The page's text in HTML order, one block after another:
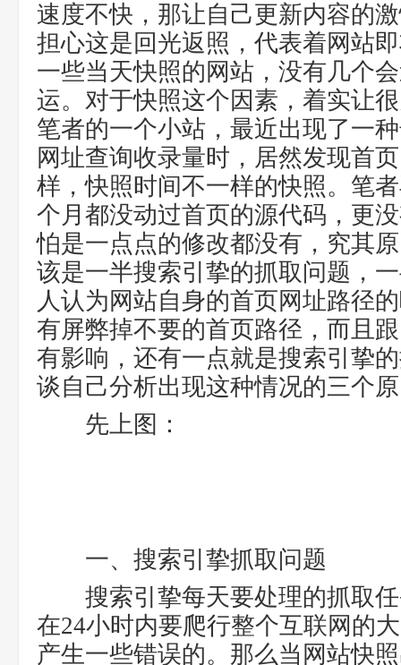
速度不快，那让自己更新内容的
担心这是回光返照，代表着网站
一些当天快照的网站，没有几个
运。对于快照这个因素，着实让
笔者的一个小站，最近出现了一
网址查询收录量时，居然发现首
样，快照时间不一样的快照。笔
个月都没动过首页的源代码，更
怕是一点点的修改都没有，究其
该是一半搜索引挚的抓取问题，
人认为网站自身的首页网址路径
有屏弊掉不要的首页路径，而且
有影响，还有一点就是搜索引挚
谈自己分析出现这种情况的三个
先上图：
一、搜索引挚抓取问题
搜索引挚每天要处理的抓取任
在24小时内要爬行整个互联网的
产生一些错误的。那么当网站快